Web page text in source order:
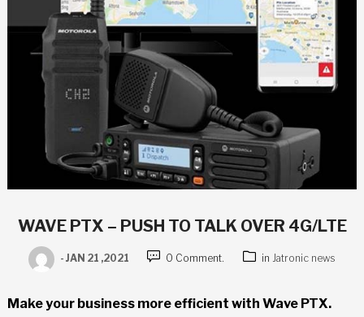
WAVE PTX – PUSH TO TALK OVER 4G/LTE
- JAN 21 ,2021 0 Comment. in Jatronic news
Make your business more efficient with Wave PTX.